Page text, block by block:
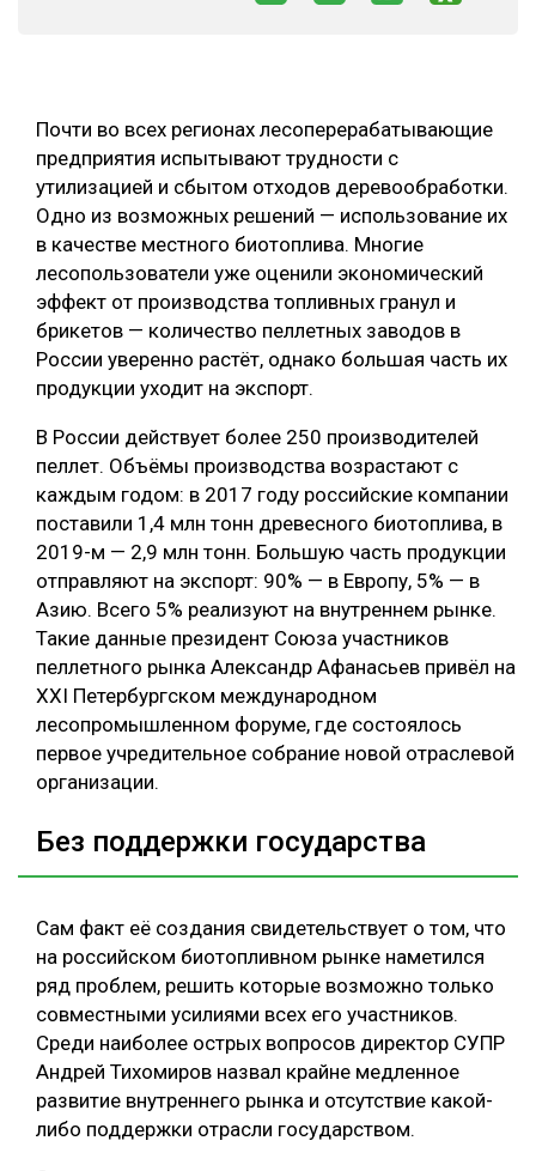
МЕБЕЛЬНОЕ ПРОИЗВОДСТВО
Почти во всех регионах лесоперерабатывающие
предприятия испытывают трудности с
утилизацией и сбытом отходов деревообработки.
Одно из возможных решений — использование их
в качестве местного биотоплива. Многие
лесопользователи уже оценили экономический
эффект от производства топливных гранул и
брикетов — количество пеллетных заводов в
России уверенно растёт, однако большая часть их
продукции уходит на экспорт.
В России действует более 250 производителей
пеллет. Объёмы производства возрастают с
каждым годом: в 2017 году российские компании
поставили 1,4 млн тонн древесного биотоплива, в
2019-м — 2,9 млн тонн. Большую часть продукции
отправляют на экспорт: 90% — в Европу, 5% — в
Азию. Всего 5% реализуют на внутреннем рынке.
Такие данные президент Союза участников
пеллетного рынка Александр Афанасьев привёл на
XXI Петербургском международном
лесопромышленном форуме, где состоялось
первое учредительное собрание новой отраслевой
организации.
Без поддержки государства
Сам факт её создания свидетельствует о том, что
на российском биотопливном рынке наметился
ряд проблем, решить которые возможно только
совместными усилиями всех его участников.
Среди наиболее острых вопросов директор СУПР
Андрей Тихомиров назвал крайне медленное
развитие внутреннего рынка и отсутствие какой-
либо поддержки отрасли государством.